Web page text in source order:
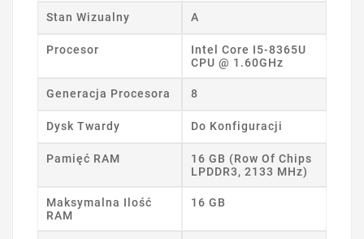
Stan Wizualny A
Procesor
Intel Core I5-8365U
CPU @ 1.60GHz
Generacja Procesora 8
Dysk Twardy Do Konfiguracji
Pamięć RAM
16 GB (Row Of Chips
LPDDR3, 2133 MHz)
Maksymalna Ilość
RAM
16 GB